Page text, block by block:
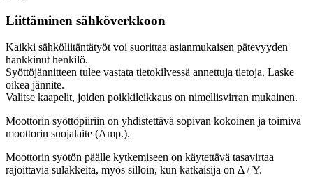
Liittäminen sähköverkkoon
Kaikki sähköliitäntätyöt voi suorittaa asianmukaisen pätevyyden
hankkinut henkilö.
Syöttöjännitteen tulee vastata tietokilvessä annettuja tietoja. Laske
oikea jännite.
Valitse kaapelit, joiden poikkileikkaus on nimellisvirran mukainen.
Moottorin syöttöpiiriin on yhdistettävä sopivan kokoinen ja toimiva
moottorin suojalaite (Amp.).
Moottorin syötön päälle kytkemiseen on käytettävä tasavirtaa
rajoittavia sulakkeita, myös silloin, kun katkaisija on Δ / Y.